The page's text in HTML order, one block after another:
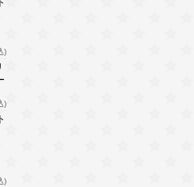
)
)
)